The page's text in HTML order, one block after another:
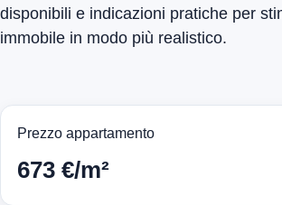
disponibili e indicazioni pratiche per
immobile in modo più realistico.
Prezzo appartamento
673 €/m²